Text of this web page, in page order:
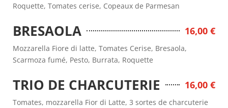
Roquette, Tomates cerise, Copeaux de Parmesan
BRESAOLA 16,00 €
Mozzarella Fiore di latte, Tomates Cerise, Bresaola,
Scarmoza fumé, Pesto, Burrata, Roquette
TRIO DE CHARCUTERIE 16,00 €
Tomates, mozzarella Fior di Latte, 3 sortes de charcuterie